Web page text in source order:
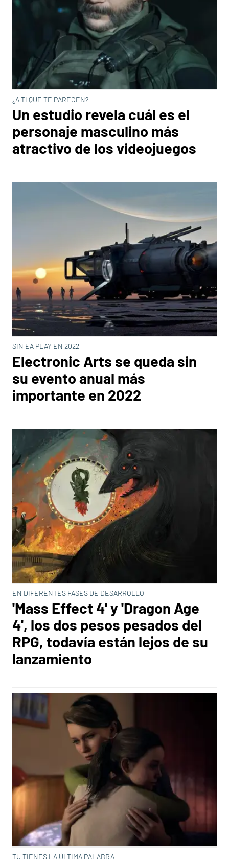
¿A TI QUE TE PARECEN?
Un estudio revela cuál es el
personaje masculino más
atractivo de los videojuegos
SIN EA PLAY EN 2022
Electronic Arts se queda sin
su evento anual más
importante en 2022
EN DIFERENTES FASES DE DESARROLLO
'Mass Effect 4' y 'Dragon Age
4', los dos pesos pesados del
RPG, todavía están lejos de su
lanzamiento
TU TIENES LA ÚLTIMA PALABRA